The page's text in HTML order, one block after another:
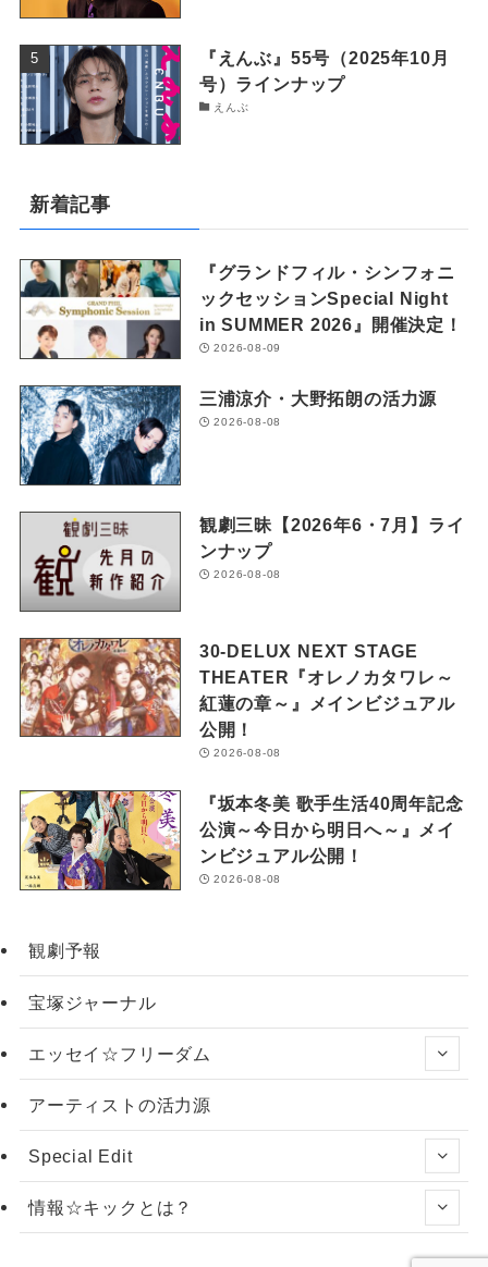
『えんぶ』55号（2025年10月
号）ラインナップ
えんぶ
新着記事
『グランドフィル・シンフォニ
ックセッションSpecial Night
in SUMMER 2026』開催決定！
2026-08-09
三浦涼介・大野拓朗の活力源
2026-08-08
観劇三昧【2026年6・7月】ライ
ンナップ
2026-08-08
30-DELUX NEXT STAGE
THEATER『オレノカタワレ～
紅蓮の章～』メインビジュアル
公開！
2026-08-08
『坂本冬美 歌手生活40周年記念
公演～今日から明日へ～』メイ
ンビジュアル公開！
2026-08-08
観劇予報
宝塚ジャーナル
エッセイ☆フリーダム
アーティストの活力源
Special Edit
情報☆キックとは？